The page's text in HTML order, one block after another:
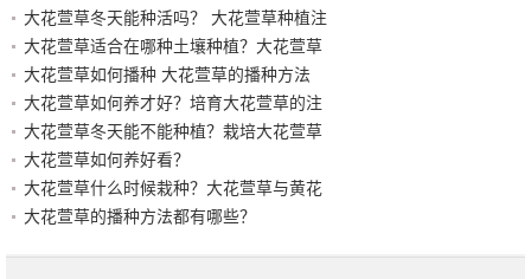
大花萱草冬天能种活吗？ 大花萱草种植注
大花萱草适合在哪种土壤种植？大花萱草
大花萱草如何播种 大花萱草的播种方法
大花萱草如何养才好？培育大花萱草的注
大花萱草冬天能不能种植？栽培大花萱草
大花萱草如何养好看？
大花萱草什么时候栽种？大花萱草与黄花
大花萱草的播种方法都有哪些？